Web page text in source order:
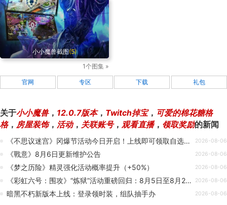
小小魔兽截图(5)
1个图集 »
官网 专区 下载 礼包
关于小小魔兽， 12.0.7版本， Twitch掉宝， 可爱的棉花糖格
格， 房屋装饰， 活动， 关联账号， 观看直播， 领取奖励的新闻
《不思议迷宫》冈爆节活动今日开启！上线即可领取自选金罐和古仪式祭品！ 2026-08-06
《戰意》8月6日更新维护公告 2026-08-06
《梦之历险》精灵强化活动概率提升（+50%） 2026-08-06
《彩虹六号：围攻》“炼狱”活动重磅回归：8月5日至8月26日，开启全新征程 2026-08-06
暗黑不朽新版本上线：登录领时装，组队抽手办 2026-08-06